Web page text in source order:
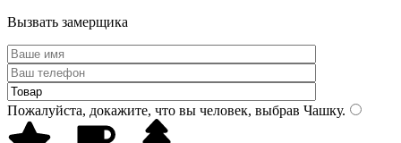
Вызвать замерщика
Пожалуйста, докажите, что вы человек, выбрав Чашку.